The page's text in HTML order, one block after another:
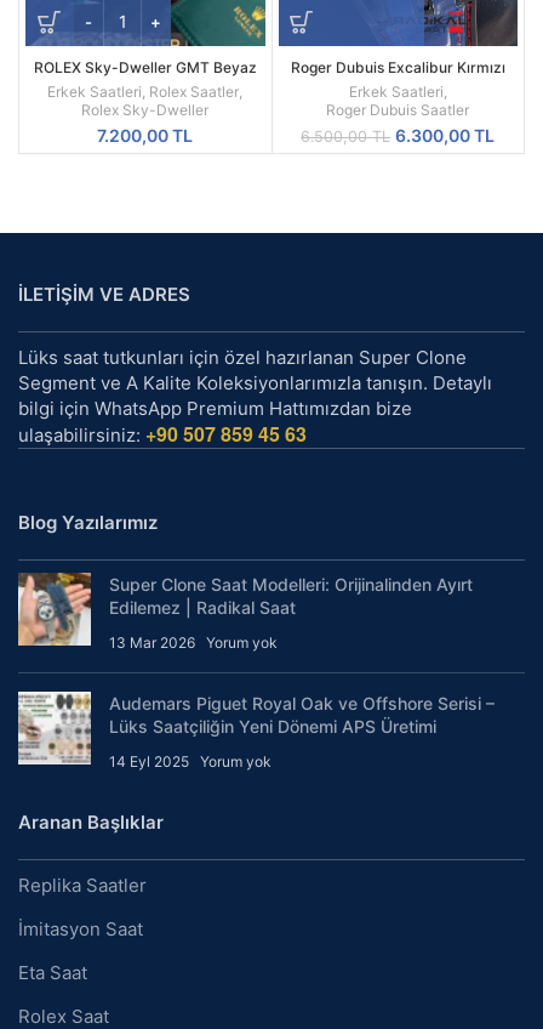
ROLEX Sky-Dweller GMT Beyaz
Kadran Sarı Kasa Erkek Saati
Erkek Saatleri Rolex Saatler
Rolex Sky-Dweller
7.200,00TL
Roger Dubuis Excalibur Kırmızı
Spider Pirelli Replika Erkek Saati
Erkek Saatleri
Roger Dubuis Saatler
6.500,00TL Orijinal
fiyat:
6.300,00TL
İLETİŞİM VE ADRES
Lüks saat tutkunları için özel hazırlanan Super Clone
Segment ve A Kalite Koleksiyonlarımızla tanışın. Detaylı
bilgi için WhatsApp Premium Hattımızdan bize
ulaşabilirsiniz: +90 507 859 45 63
Blog Yazılarımız
Super Clone Saat Modelleri: Orijinalinden Ayırt
Edilemez | Radikal Saat
13 Mar 2026 Yorum yok
Audemars Piguet Royal Oak ve Offshore Serisi –
Lüks Saatçiliğin Yeni Dönemi APS Üretimi
14 Eyl 2025 Yorum yok
Aranan Başlıklar
Replika Saatler
İmitasyon Saat
Eta Saat
Rolex Saat